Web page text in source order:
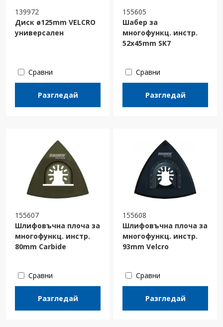
139972
Диск ø125mm VELCRO
универсален
Сравни
Разгледай
155605
Шабер за
многофункц. инстр.
52x45mm SK7
Сравни
Разгледай
155607
Шлифовъчна плоча за
многофункц. инстр.
80mm Carbide
Сравни
Разгледай
155608
Шлифовъчна плоча за
многофункц. инстр.
93mm Velcro
Сравни
Разгледай